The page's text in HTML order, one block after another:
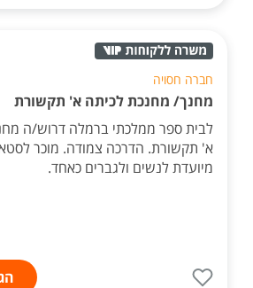
חברה חסויה
מחנך/ מחנכת לכיתה א' תקשורת
לבית ספר ממלכתי ברמלה דרוש/ה
א' תקשורת. הדרכה צמודה. מוכר
מיועדת לנשים ולגברים כאחד.